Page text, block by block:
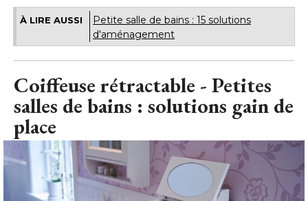
À LIRE AUSSI
Petite salle de bains : 15 solutions
d'aménagement
Coiffeuse rétractable - Petites
salles de bains : solutions gain de
place